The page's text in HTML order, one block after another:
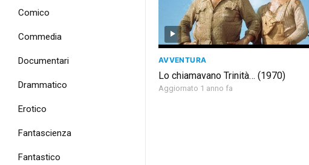
Comico
Commedia
Documentari
Drammatico
Erotico
Fantascienza
Fantastico
AVVENTURA
Lo chiamavano Trinità… (1970)
Aggiornato 1 anno fa